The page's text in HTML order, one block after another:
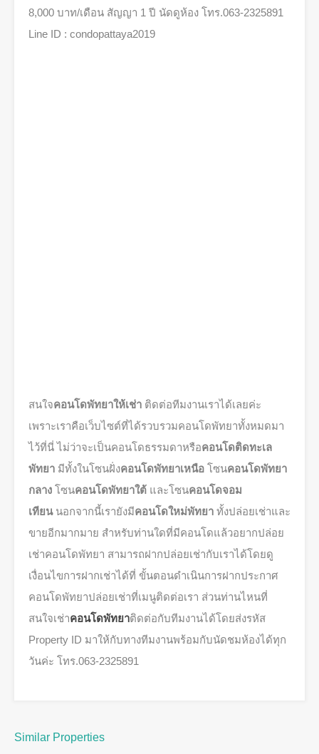
8,000 บาท/เดือน สัญญา 1 ปี นัดดูห้อง โทร.063-2325891
Line ID : condopattaya2019
สนใจคอนโดพัทยาให้เช่า ติดต่อทีมงานเราได้เลยค่ะ
เพราะเราคือเว็บไซต์ที่ได้รวบรวมคอนโดพัทยาทั้งหมดมา
ไว้ที่นี่ ไม่ว่าจะเป็นคอนโดธรรมดาหรือคอนโดติดทะเล
พัทยา มีทั้งในโซนฝั่งคอนโดพัทยาเหนือ โซนคอนโดพัทยา
กลาง โซนคอนโดพัทยาใต้ และโซนคอนโดจอม
เทียน นอกจากนี้เรายังมีคอนโดใหม่พัทยา ทั้งปล่อยเช่าและ
ขายอีกมากมาย สำหรับท่านใดที่มีคอนโดแล้วอยากปล่อย
เช่าคอนโดพัทยา สามารถฝากปล่อยเช่ากับเราได้โดยดู
เงื่อนไขการฝากเช่าได้ที่ ขั้นตอนดำเนินการฝากประกาศ
คอนโดพัทยาปล่อยเช่าที่เมนูติดต่อเรา ส่วนท่านไหนที่
สนใจเช่าคอนโดพัทยาติดต่อกับทีมงานได้โดยส่งรหัส
Property ID มาให้กับทางทีมงานพร้อมกับนัดชมห้องได้ทุก
วันค่ะ โทร.063-2325891
Similar Properties